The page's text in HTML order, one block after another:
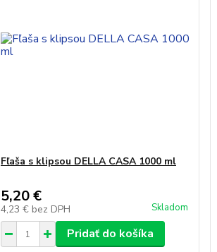
Fľaša s klipsou DELLA CASA 1000 ml
5,20 €
4,23 € bez DPH Skladom
Pridať do košíka